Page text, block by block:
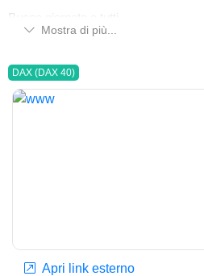
Buona giornata a tutti.
www.inchcapital.com
Mostra di più...
DAX (DAX 40)
Apri link esterno